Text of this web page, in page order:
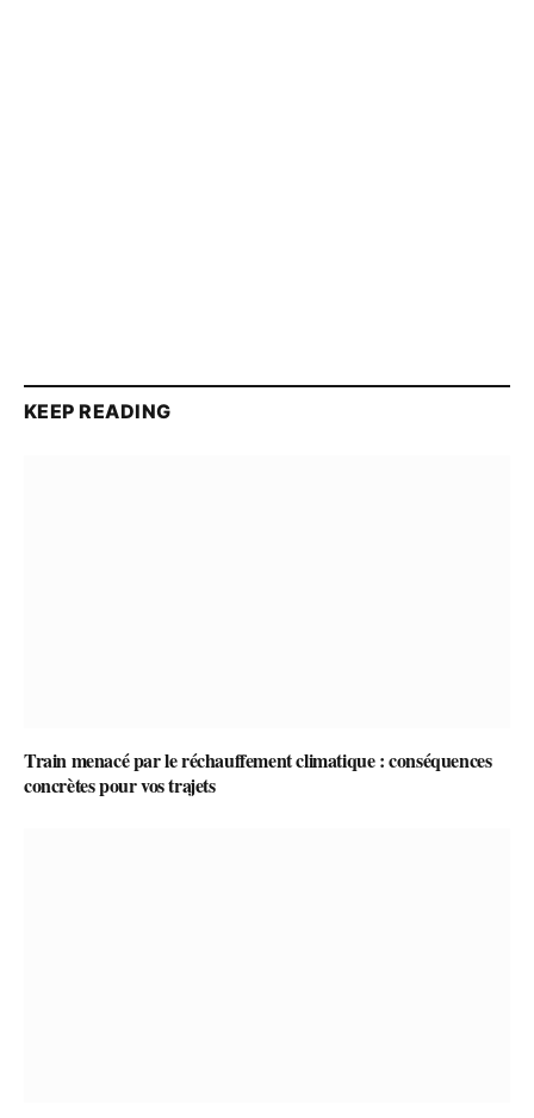
KEEP READING
Train menacé par le réchauffement climatique : conséquences
concrètes pour vos trajets